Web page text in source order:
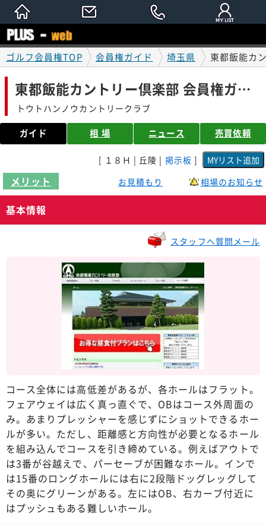
ゴルフ会員権TOP 会員権ガイド 埼玉県 東都飯能カ
東都飯能カントリー倶楽部 会員権ガイド
トウトハンノウカントリークラブ
ガイド 相 場 ニュース 売買依頼
[ １８Ｈ | 丘陵 | 掲示板 ]
メリット お見積もり 相場のお知らせ
基本情報
スタッフへ質問メール
コース全体には高低差があるが、各ホールはフラット。
フェアウェイは広く真っ直ぐで、OBはコース外周面の
み。あまりプレッシャーを感じずにショットできるホー
ルが多い。ただし、距離感と方向性が必要となるホール
を組み込んでコースを引き締めている。例えばアウトで
は3番が谷越えで、パーセーブが困難なホール。インで
は15番のロングホールには右に2段階ドッグレッグして
その奥にグリーンがある。左にはOB、右カーブ付近に
はプッシュもある難しいホール。